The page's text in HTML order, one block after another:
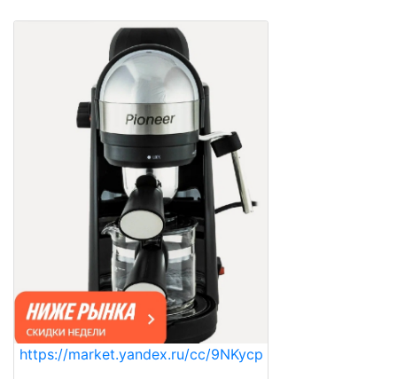
https://market.yandex.ru/cc/9NKycp